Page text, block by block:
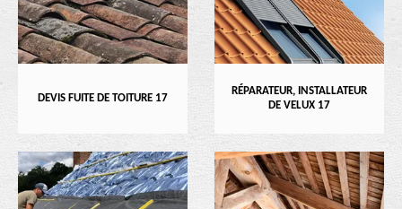
DEVIS FUITE DE TOITURE 17
RÉPARATEUR, INSTALLATEUR
DE VELUX 17